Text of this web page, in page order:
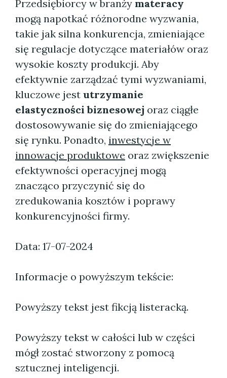
Przedsiębiorcy w branży materacy
mogą napotkać różnorodne wyzwania,
takie jak silna konkurencja, zmieniające
się regulacje dotyczące materiałów oraz
wysokie koszty produkcji. Aby
efektywnie zarządzać tymi wyzwaniami,
kluczowe jest utrzymanie
elastyczności biznesowej oraz ciągłe
dostosowywanie się do zmieniającego
się rynku. Ponadto, inwestycje w
innowacje produktowe oraz zwiększenie
efektywności operacyjnej mogą
znacząco przyczynić się do
zredukowania kosztów i poprawy
konkurencyjności firmy.
Data: 17-07-2024
Informacje o powyższym tekście:
Powyższy tekst jest fikcją listeracką.
Powyższy tekst w całości lub w części
mógł zostać stworzony z pomocą
sztucznej inteligencji.